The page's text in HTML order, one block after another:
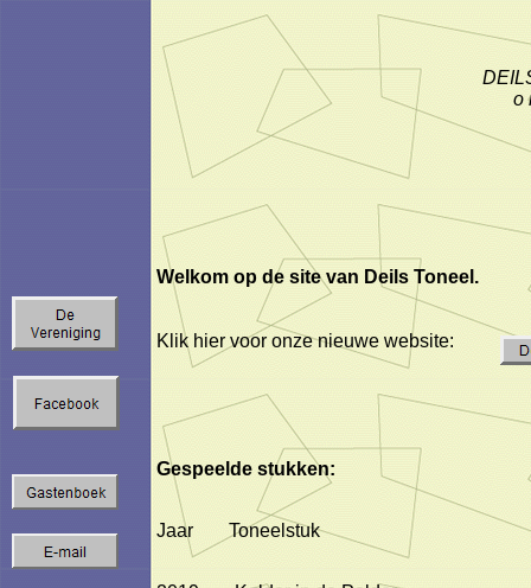
Welkom op de site van Deils Toneel.
Klik hier voor onze nieuwe website:
Gespeelde stukken:
Jaar Toneelstuk
o